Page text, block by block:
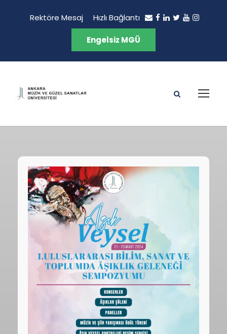
Rektöre Mesaj Hızlı Bağlantı
Engelsiz MGÜ